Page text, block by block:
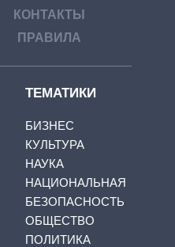
КОНТАКТЫ
ПРАВИЛА
ТЕМАТИКИ
БИЗНЕС
КУЛЬТУРА
НАУКА
НАЦИОНАЛЬНАЯ
БЕЗОПАСНОСТЬ
ОБЩЕСТВО
ПОЛИТИКА